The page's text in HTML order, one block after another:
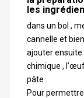
les
dans un bol ,
cannelle et
ajouter ensuite
chimique ,
pâte .
Pour